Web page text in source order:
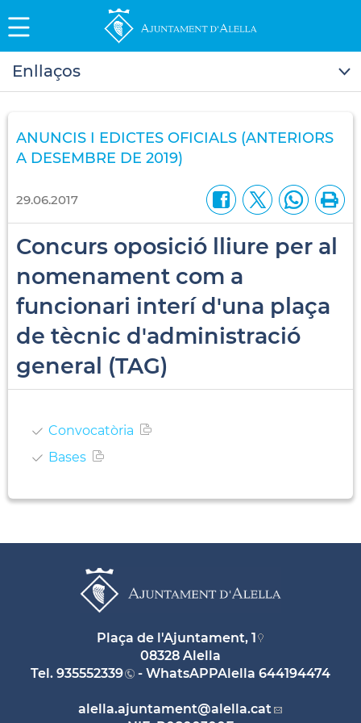
Enllaços
ANUNCIS I EDICTES OFICIALS (ANTERIORS
A DESEMBRE DE 2019)
29.06.2017
Concurs oposició lliure per al
nomenament com a
funcionari interí d'una plaça
de tècnic d'administració
general (TAG)
Convocatòria
Bases
Plaça de l'Ajuntament, 1
08328 Alella
Tel. 935552339 - WhatsAPPAlella 644194474
alella.ajuntament@alella.cat